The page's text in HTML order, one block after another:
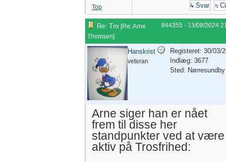
Top Svar
#44355 - 13/08/2024
Re: Tro [Re: Arne
Thomsen]
Hanskrist
veteran
Registeret: 30/03/
Indlæg: 3677
Sted: Nørresundby
Arne siger han er nået
frem til disse her
standpunkter ved at være
aktiv på Trosfrihed: